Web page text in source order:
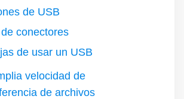
de USB
conectores
de usar un USB
velocidad de
de archivos